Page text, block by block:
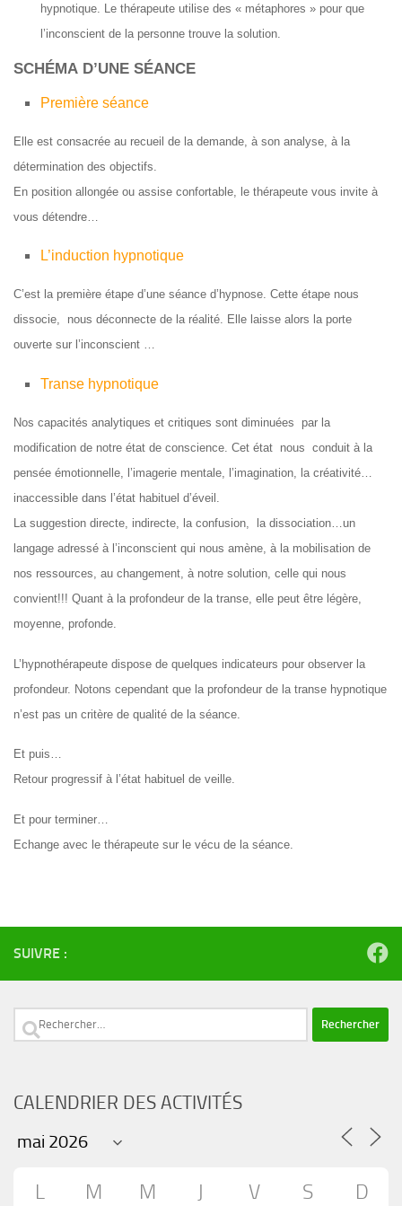
hypnotique. Le thérapeute utilise des « métaphores » pour que
l’inconscient de la personne trouve la solution.
SCHÉMA D’UNE SÉANCE
Première séance
Elle est consacrée au recueil de la demande, à son analyse, à la
détermination des objectifs.
En position allongée ou assise confortable, le thérapeute vous invite à
vous détendre…
L’induction hypnotique
C’est la première étape d’une séance d’hypnose. Cette étape nous
dissocie, nous déconnecte de la réalité. Elle laisse alors la porte
ouverte sur l’inconscient …
Transe hypnotique
Nos capacités analytiques et critiques sont diminuées par la
modification de notre état de conscience. Cet état nous conduit à la
pensée émotionnelle, l’imagerie mentale, l’imagination, la créativité…
inaccessible dans l’état habituel d’éveil.
La suggestion directe, indirecte, la confusion, la dissociation…un
langage adressé à l’inconscient qui nous amène, à la mobilisation de
nos ressources, au changement, à notre solution, celle qui nous
convient!!! Quant à la profondeur de la transe, elle peut être légère,
moyenne, profonde.
L’hypnothérapeute dispose de quelques indicateurs pour observer la
profondeur. Notons cependant que la profondeur de la transe hypnotique
n’est pas un critère de qualité de la séance.
Et puis…
Retour progressif à l’état habituel de veille.
Et pour terminer…
Echange avec le thérapeute sur le vécu de la séance.
SUIVRE :
Rechercher :
CALENDRIER DES ACTIVITÉS
L M M J V S D